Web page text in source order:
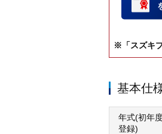
※「スズキ
基本仕
年式(初年
登録)